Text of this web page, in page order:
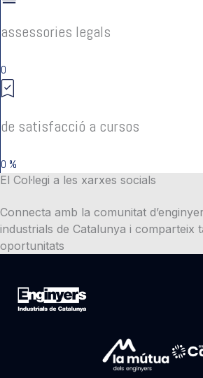
assessories legals
0
de satisfacció a cursos
0 %
El Col·legi a les xarxes socials
Connecta amb la comunitat
industrials de Catalunya i comparteix
oportunitats